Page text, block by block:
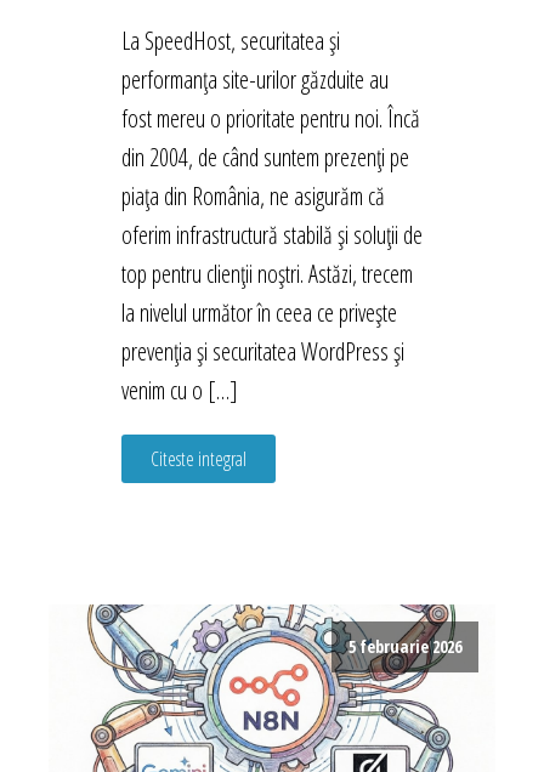
La SpeedHost, securitatea și
performanța site-urilor găzduite au
fost mereu o prioritate pentru noi. Încă
din 2004, de când suntem prezenți pe
piața din România, ne asigurăm că
oferim infrastructură stabilă și soluții de
top pentru clienții noștri. Astăzi, trecem
la nivelul următor în ceea ce privește
prevenția și securitatea WordPress și
venim cu o […]
Citeste integral
5 februarie 2026